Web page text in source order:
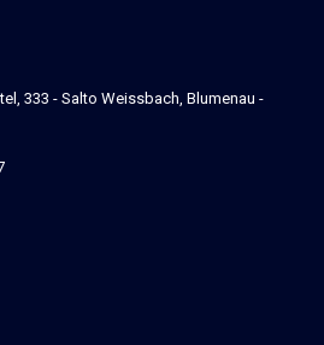
333 - Salto Weissbach, Blumenau -